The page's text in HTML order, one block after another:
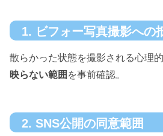
1. ビフォー写真撮影への
散らかった状態を撮影される心理的
映らない範囲 を事前確認。
2. SNS公開の同意範囲